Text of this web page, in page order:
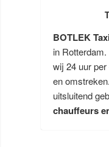
BOTLEK
in
wij 24 uur
en
uitsluitend
chauffeurs